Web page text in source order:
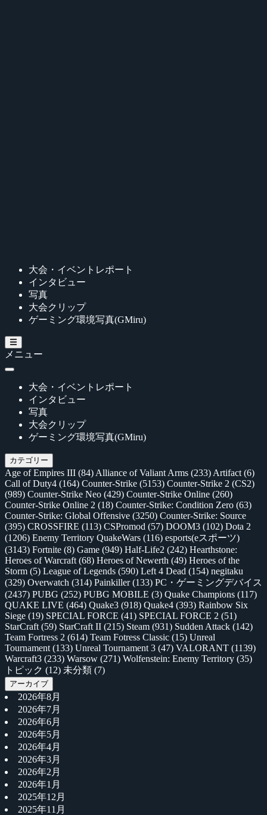
大会・イベントレポート
インタビュー
写真
大会クリップ
ゲーミング環境写真(GMiru)
メニュー
大会・イベントレポート
インタビュー
写真
大会クリップ
ゲーミング環境写真(GMiru)
カテゴリー
Age of Empires III (84) Alliance of Valiant Arms (233) Artifact (6)
Call of Duty4 (164) Counter-Strike (5153) Counter-Strike 2 (CS2)
(989) Counter-Strike Neo (429) Counter-Strike Online (260)
Counter-Strike Online 2 (18) Counter-Strike: Condition Zero (63)
Counter-Strike: Global Offensive (3250) Counter-Strike: Source
(395) CROSSFIRE (113) CSPromod (57) DOOM3 (102) Dota 2
(1206) Enemy Territory QuakeWars (116) esports(eスポーツ)
(3143) Fortnite (8) Game (949) Half-Life2 (242) Hearthstone:
Heroes of Warcraft (68) Heroes of Newerth (49) Heroes of the
Storm (5) League of Legends (590) Left 4 Dead (154) negitaku
(329) Overwatch (314) Painkiller(133) PC・ゲーミングデバイス
(2437) PUBG (252) PUBG MOBILE (3) Quake Champions (117)
QUAKE LIVE (464) Quake3 (918) Quake4 (393) Rainbow Six
Siege (19) SPECIAL FORCE (41) SPECIAL FORCE 2 (51)
StarCraft (59) StarCraft II (215) Steam (931) Sudden Attack (142)
Team Fortress 2 (614) Team Fotress Classic (15) Unreal
Tournament (133) Unreal Tournament 3 (47) VALORANT (1139)
Warcraft3 (233) Warsow (271) Wolfenstein: Enemy Territory (35)
トピック (12) 未分類 (7)
アーカイブ
2026年8月
2026年7月
2026年6月
2026年5月
2026年4月
2026年3月
2026年2月
2026年1月
2025年12月
2025年11月